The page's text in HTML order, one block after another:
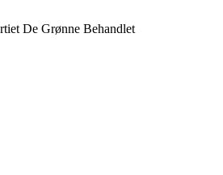
De Grønne Behandlet